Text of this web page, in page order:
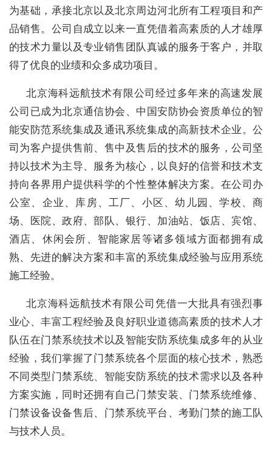
为基础，承接北京以及北京周边河北所有工程项目和产
品销售。公司自成立以来一直凭借着高素质的人才雄厚
的技术力量以及专业销售团队真诚的服务于客户，并取
得了优良的业绩和众多成功项目。
北京海科远航技术有限公司经过多年来的高速发展
公司已成为北京通信协会、中国安防协会资质单位的智
能安防范系统集成及通讯系统集成的高新技术企业。公
司为客户提供售前、售中及售后的技术的服务，公司坚
持以技术为主导、服务为核心，以良好的信誉和技术支
持向各界用户提供科学的个性整体解决方案。在公司办
公室、企业、库房、工厂、小区、幼儿园、学校、商
场、医院、政府、部队、银行、加油站、饭店、宾馆、
酒店、休闲会所、智能家居等诸多领域方面都拥有成
熟、先进的解决方案和丰富的系统集成经验与应用系统
施工经验。
北京海科远航技术有限公司凭借一大批具有强烈事
业心、丰富工程经验及良好职业道德高素质的技术人才
队伍在门禁系统技术以及智能安防系统集成多年的从业
经验，我们掌握了门禁系统各个层面的核心技术，熟悉
不同类型门禁系统、智能安防系统的技术需求以及各种
方案实施，同时还拥有自己门禁安装、门禁系统维修、
门禁设备设备售后、门禁系统平台、考勤门禁的施工队
与技术人员。